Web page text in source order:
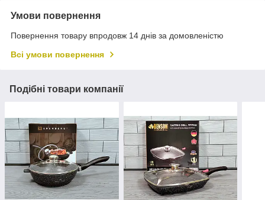
Умови повернення
Повернення товару впродовж 14 днів за домовленістю
Всі умови повернення
Подібні товари компанії